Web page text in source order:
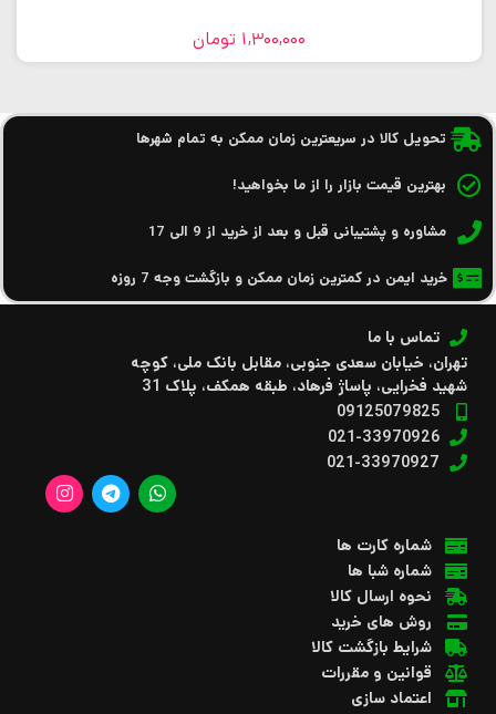
1,300,000 تومان
تحویل کالا در سریعترین زمان ممکن به تمام شهرها
بهترین قیمت بازار را از ما بخواهید!
مشاوره و پشتیبانی قبل و بعد از خرید از 9 الی 17
خرید ایمن در کمترین زمان ممکن و بازگشت وجه 7 روزه
تماس با ما
تهران، خیابان سعدی جنوبی، مقابل بانک ملی، کوچه
شهید فخرایی، پاساژ فرهاد، طبقه همکف، پلاک 31
09125079825
021-33970926
021-33970927
شماره کارت ها
شماره شبا ها
نحوه ارسال کالا
روش های خرید
شرایط بازگشت کالا
قوانین و مقررات
اعتماد سازی